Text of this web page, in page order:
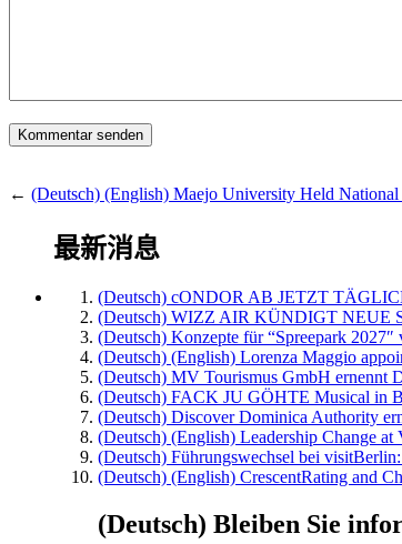
← (Deutsch) (English) Maejo University Held
最新消息
(Deutsch) cONDOR AB JETZT
(Deutsch) WIZZ AIR KÜNDIGT NEUE
(Deutsch) Konzepte für “Spreepark 2027″
(Deutsch) (English) Lorenza Maggio
(Deutsch) MV Tourismus GmbH ernennt
(Deutsch) FACK JU GÖHTE Musical in
(Deutsch) Discover Dominica Authority
(Deutsch) (English) Leadership Change at
(Deutsch) Führungswechsel bei
(Deutsch) (English) CrescentRating and
(Deutsch) Bleiben Sie